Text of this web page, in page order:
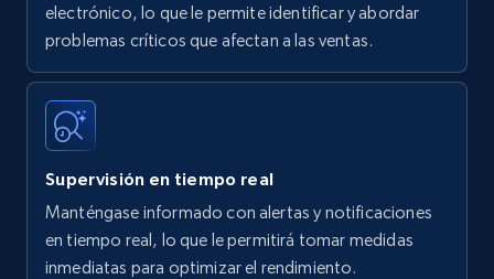
upc numbers
Title, Seller name, Brand, Description, Initial
price, Currency, Availability, Reviews count, and
35.3K+
Amazon Reviews
electrónico, lo que le permite identificar y abordar
problemas críticos que afectan a las ventas.
Supervisión en tiempo real
Manténgase informado con alertas y notificaciones
en tiempo real, lo que le permitirá tomar medidas
inmediatas para optimizar el rendimiento.